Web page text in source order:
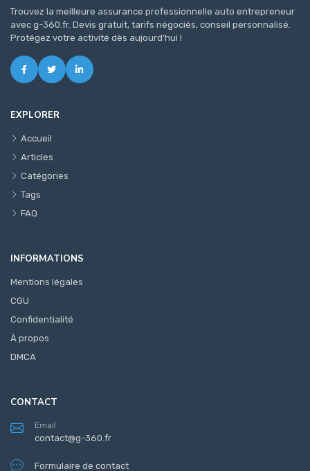
Trouvez la meilleure assurance professionnelle auto entrepreneur
avec g-360.fr. Devis gratuit, tarifs négociés, conseil personnalisé.
Protégez votre activité dès aujourd'hui !
EXPLORER
Accueil
Articles
Catégories
Tags
FAQ
INFORMATIONS
Mentions légales
CGU
Confidentialité
À propos
DMCA
CONTACT
Email
contact@g-360.fr
Formulaire de contact